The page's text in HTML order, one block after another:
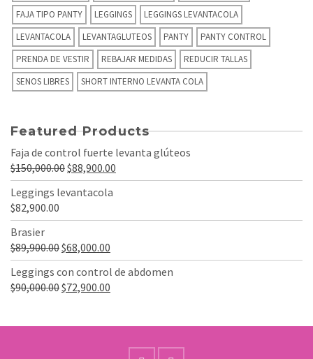
FAJA TIPO PANTY
LEGGINGS
LEGGINGS LEVANTACOLA
LEVANTACOLA
LEVANTAGLUTEOS PANTY
PANTY CONTROL
PRENDA DE VESTIR
REBAJAR MEDIDAS
REDUCIR TALLAS
SENOS LIBRES
SHORT INTERNO LEVANTA COLA
Featured Products
Faja de control fuerte levanta glúteos
$150,000.00El
precio
original
era:
$88,900.00
precio
es:
Leggings levantacola
$82,900.00
Brasier
$89,900.00El
precio
original
era:
$68,000.00
precio
actual
es:
Leggings con control de abdomen
$90,000.00El
$72,900.00